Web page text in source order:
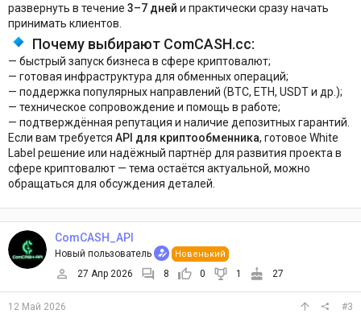
развернуть в течение 3–7 дней и практически сразу начать
принимать клиентов.
Почему выбирают ComCASH.cc:
— быстрый запуск бизнеса в сфере криптовалют;
— готовая инфраструктура для обменных операций;
— поддержка популярных направлений (BTC, ETH, USDT и др.);
— техническое сопровождение и помощь в работе;
— подтверждённая репутация и наличие депозитных гарантий.
Если вам требуется API для криптообменника, готовое White
Label решение или надёжный партнёр для развития проекта в
сфере криптовалют — тема остаётся актуальной, можно
обращаться для обсуждения деталей.
ComCASH_API
Новый пользователь Новенький
27 Апр 2026 8 0 1 27
12 Май 2026 #3